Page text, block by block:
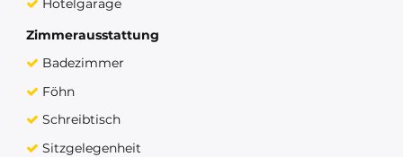
Zimmerausstattung
Badezimmer
Föhn
Schreibtisch
Sitzgelegenheit